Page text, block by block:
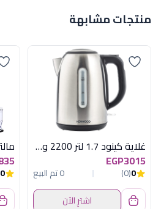
منتجات مشابهة
غلاية كينود 1.7 لتر 2200 وات استانلس
EGP3015
0
(0)
0 تم البيع
اشترِ الآن
0